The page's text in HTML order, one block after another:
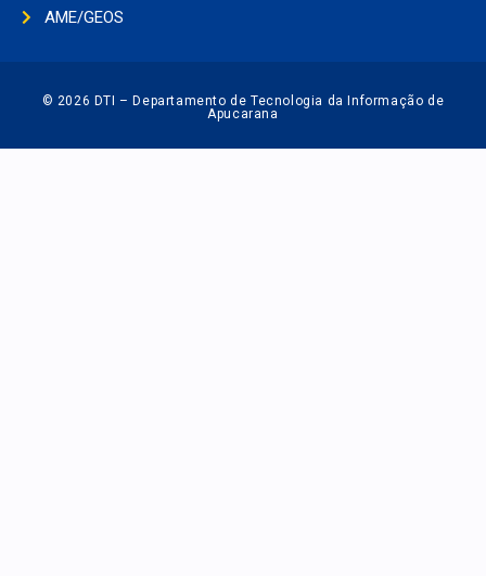
AME/GEOS
© 2026 DTI – Departamento de Tecnologia da Informação de
Apucarana